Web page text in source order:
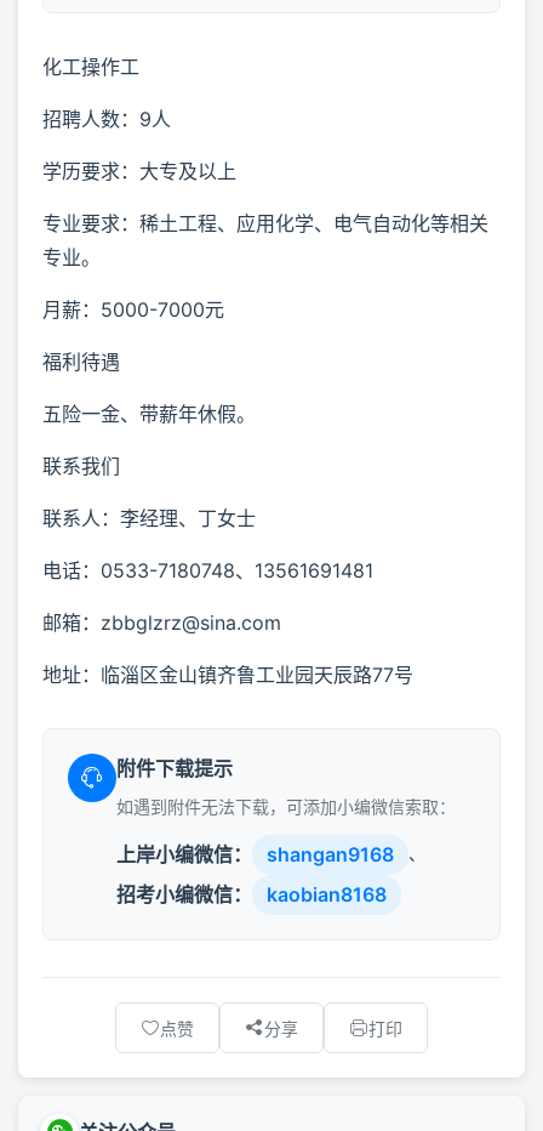
化工操作工
招聘人数：9人
学历要求：大专及以上
专业要求：稀土工程、应用化学、电气自动化等相关
专业。
月薪：5000-7000元
福利待遇
五险一金、带薪年休假。
联系我们
联系人：李经理、丁女士
电话：0533-7180748、13561691481
邮箱：zbbglzrz@sina.com
地址：临淄区金山镇齐鲁工业园天辰路77号
附件下载提示
如遇到附件无法下载，可添加小编微信索取：
上岸小编微信： shangan9168 、
招考小编微信： kaobian8168
点赞 分享 打印